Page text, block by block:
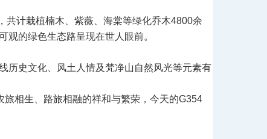
共计栽植楠木、紫薇、海棠等绿化乔木4800余
观的绿色生态路呈现在世人眼前。
历史文化、风土人情及梵净山自然风光等元素有
旅相生、路旅相融的祥和与繁荣，今天的G354